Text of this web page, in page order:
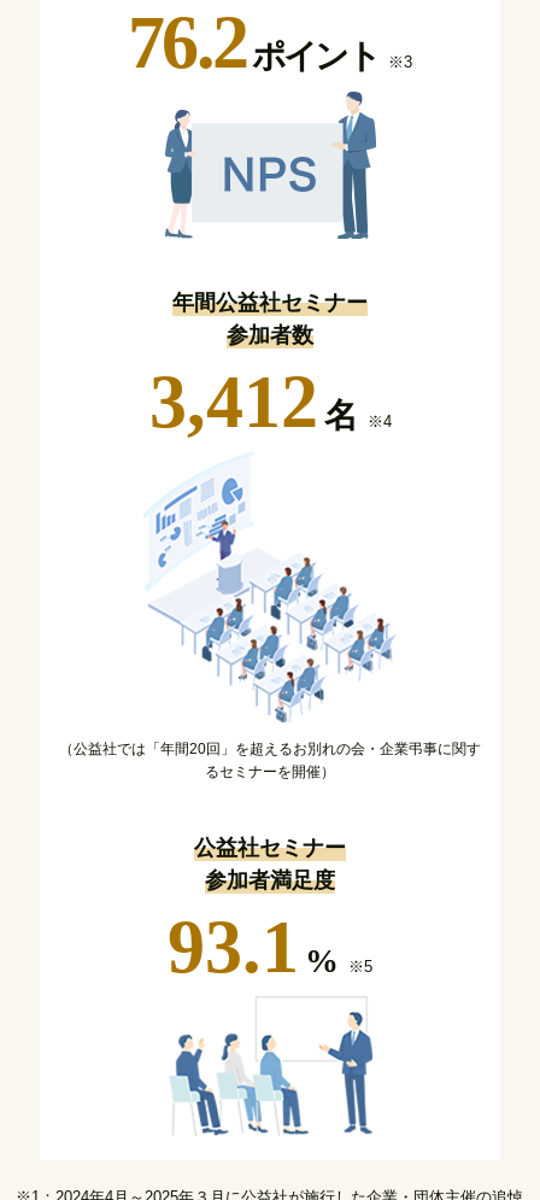
76.2ポイント ※3
年間公益社セミナー
参加者数
3,412 名 ※4
（公益社では「年間20回」を超えるお別れの会・企業弔事に関す
るセミナーを開催）
公益社セミナー
参加者満足度
93.1 % ※5